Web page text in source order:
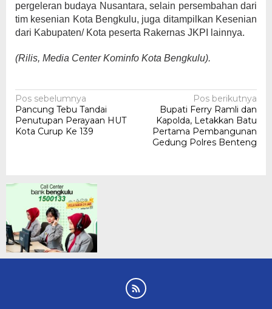
pergeleran budaya Nusantara, selain persembahan dari
tim kesenian Kota Bengkulu, juga ditampilkan Kesenian
dari Kabupaten/ Kota peserta Rakernas JKPI lainnya.
(Rilis, Media Center Kominfo Kota Bengkulu).
Navigasi
pos
Pos sebelumnya
Pancung Tebu Tandai
Penutupan Perayaan HUT
Kota Curup Ke 139
Pos berikutnya
Bupati Ferry Ramli dan
Kapolda, Letakkan Batu
Pertama Pembangunan
Gedung Polres Benteng